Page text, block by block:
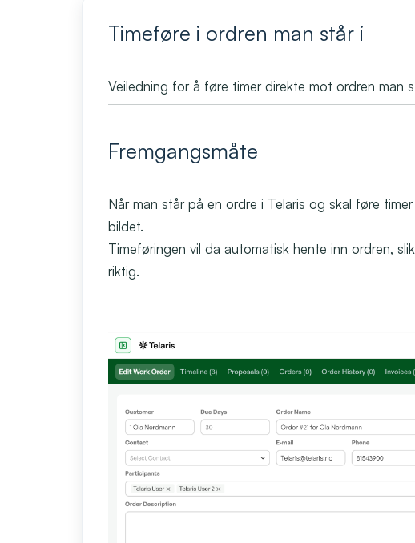
Timeføre i ordren man står i
Veiledning for å føre timer direkte mot ordren man
Fremgangsmåte
Når man står på en ordre i Telaris og skal føre
bildet.
Timeføringen vil da automatisk hente inn ordren,
riktig.